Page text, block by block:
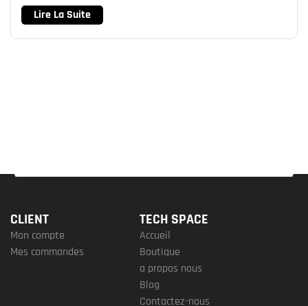
Lire La Suite
CLIENT
Mon compte
Mes commandes
TECH SPACE
Accueil
Boutique
a propos nous
Blog
Contactez-nous